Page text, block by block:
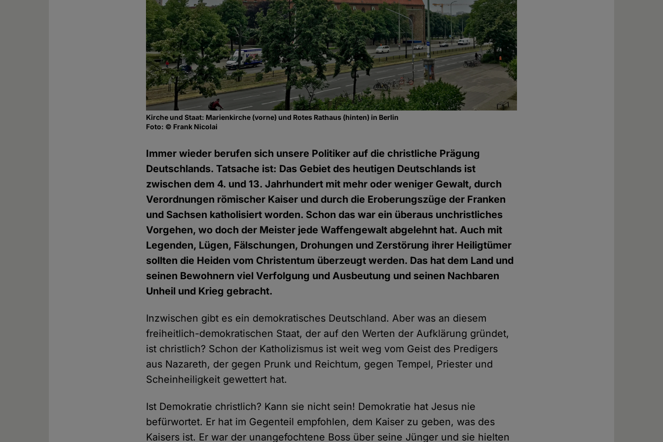
Kirche und Staat: Marienkirche (vorne) und Rotes Rathaus (hinten) in Berlin
Foto: © Frank Nicolai
Immer wieder berufen sich unsere Politiker auf die christliche Prägung
Deutschlands. Tatsache ist: Das Gebiet des heutigen Deutschlands ist
zwischen dem 4. und 13. Jahrhundert mit mehr oder weniger Gewalt, durch
Verordnungen römischer Kaiser und durch die Eroberungszüge der Franken
und Sachsen katholisiert worden. Schon das war ein überaus unchristliches
Vorgehen, wo doch der Meister jede Waffengewalt abgelehnt hat. Auch mit
Legenden, Lügen, Fälschungen, Drohungen und Zerstörung ihrer Heiligtümer
sollten die Heiden vom Christentum überzeugt werden. Das hat dem Land und
seinen Bewohnern viel Verfolgung und Ausbeutung und seinen Nachbaren
Unheil und Krieg gebracht.
Inzwischen gibt es ein demokratisches Deutschland. Aber was an diesem
freiheitlich-demokratischen Staat, der auf den Werten der Aufklärung gründet,
ist christlich? Schon der Katholizismus ist weit weg vom Geist des Predigers
aus Nazareth, der gegen Prunk und Reichtum, gegen Tempel, Priester und
Scheinheiligkeit gewettert hat.
Ist Demokratie christlich? Kann sie nicht sein! Demokratie hat Jesus nie
befürwortet. Er hat im Gegenteil empfohlen, dem Kaiser zu geben, was des
Kaisers ist. Er war der unangefochtene Boss über seine Jünger und sie hielten